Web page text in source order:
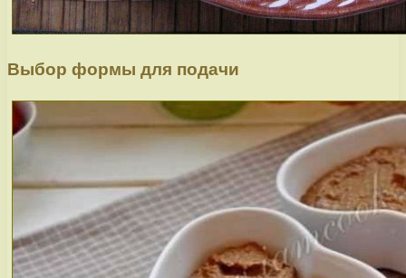
Выбор формы для подачи